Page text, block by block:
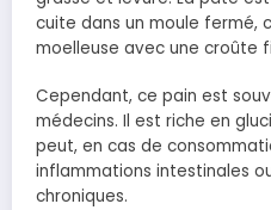
cuite dans un moule fermé,
moelleuse avec une croûte
Cependant, ce pain est
médecins. Il est riche en
peut, en cas de
inflammations intestinales
chroniques.